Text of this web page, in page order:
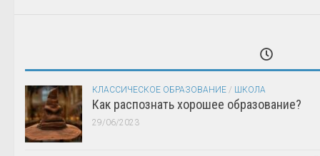
КЛАССИЧЕСКОЕ ОБРАЗОВАНИЕ / ШКОЛА
Как распознать хорошее образование?
29/06/2023